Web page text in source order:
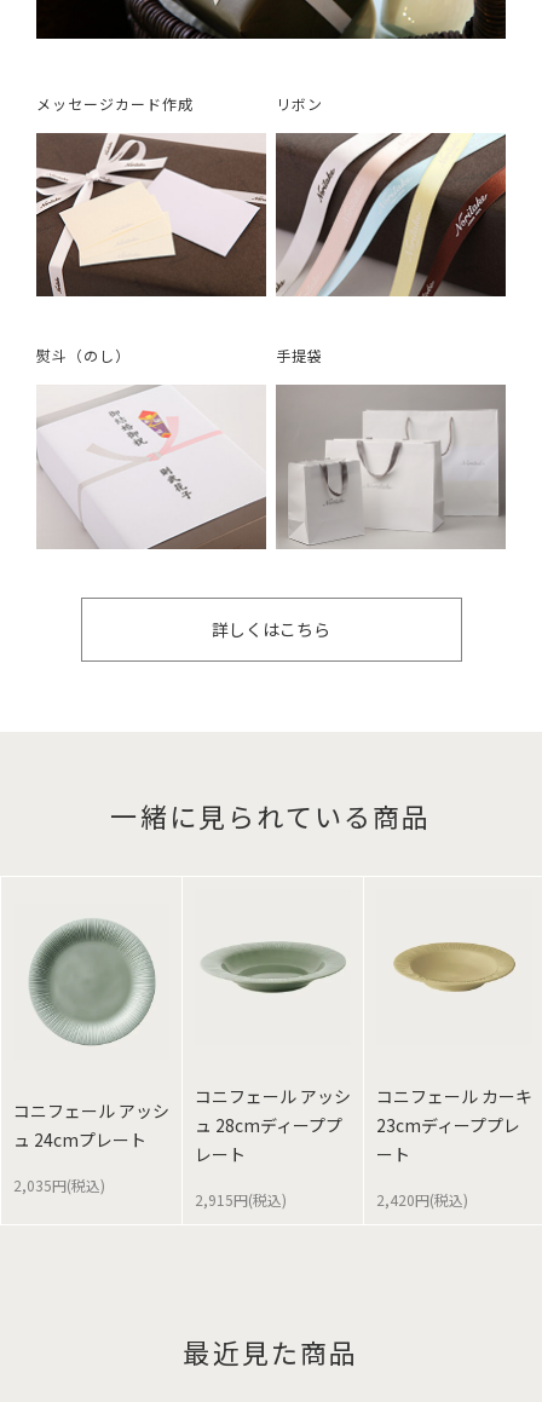
メッセージカード作成 リボン
熨斗（のし） 手提袋
詳しくはこちら
一緒に見られている商品
コニフェール アッシ
ュ 24cmプレート
2,035円(税込)
コニフェール アッシ
ュ 28cmディーププ
レート
2,915円(税込)
コニフェール カーキ
23cmディーププレ
ート
2,420円(税込)
最近見た商品